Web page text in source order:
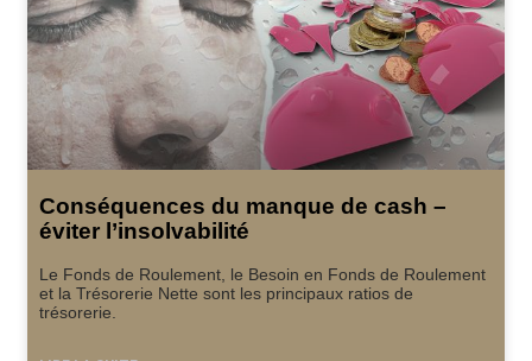
Conséquences du manque de cash –
éviter l’insolvabilité
Le Fonds de Roulement, le Besoin en Fonds de Roulement
et la Trésorerie Nette sont les principaux ratios de
trésorerie.